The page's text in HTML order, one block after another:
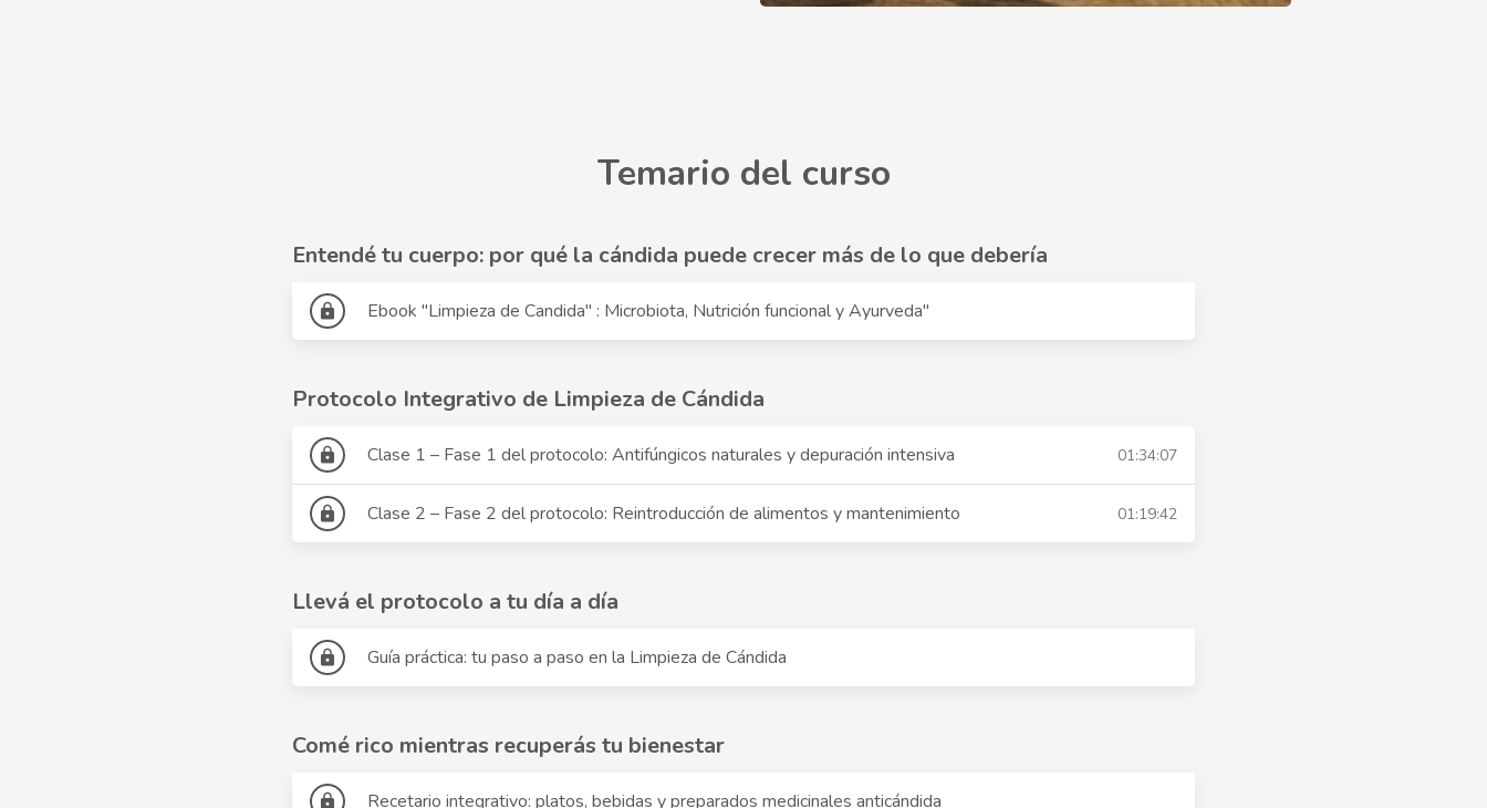
Temario del curso
Entendé tu cuerpo: por qué la cándida puede crecer más de lo que debería
lock Ebook "Limpieza de Candida" : Microbiota, Nutrición funcional y Ayurveda"
Protocolo Integrativo de Limpieza de Cándida
lock Clase 1 – Fase 1 del protocolo: Antifúngicos naturales y depuración intensiva 01:34:07
lock Clase 2 – Fase 2 del protocolo: Reintroducción de alimentos y mantenimiento 01:19:42
Llevá el protocolo a tu día a día
lock Guía práctica: tu paso a paso en la Limpieza de Cándida
Comé rico mientras recuperás tu bienestar
lock Recetario integrativo: platos, bebidas y preparados medicinales anticándida